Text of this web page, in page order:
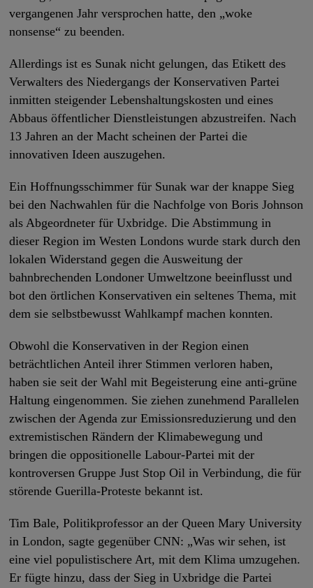
vergangenen Jahr versprochen hatte, den „woke
nonsense“ zu beenden.
Allerdings ist es Sunak nicht gelungen, das Etikett des
Verwalters des Niedergangs der Konservativen Partei
inmitten steigender Lebenshaltungskosten und eines
Abbaus öffentlicher Dienstleistungen abzustreifen. Nach
13 Jahren an der Macht scheinen der Partei die
innovativen Ideen auszugehen.
Ein Hoffnungsschimmer für Sunak war der knappe Sieg
bei den Nachwahlen für die Nachfolge von Boris Johnson
als Abgeordneter für Uxbridge. Die Abstimmung in
dieser Region im Westen Londons wurde stark durch den
lokalen Widerstand gegen die Ausweitung der
bahnbrechenden Londoner Umweltzone beeinflusst und
bot den örtlichen Konservativen ein seltenes Thema, mit
dem sie selbstbewusst Wahlkampf machen konnten.
Obwohl die Konservativen in der Region einen
beträchtlichen Anteil ihrer Stimmen verloren haben,
haben sie seit der Wahl mit Begeisterung eine anti-grüne
Haltung eingenommen. Sie ziehen zunehmend Parallelen
zwischen der Agenda zur Emissionsreduzierung und den
extremistischen Rändern der Klimabewegung und
bringen die oppositionelle Labour-Partei mit der
kontroversen Gruppe Just Stop Oil in Verbindung, die für
störende Guerilla-Proteste bekannt ist.
Tim Bale, Politikprofessor an der Queen Mary University
in London, sagte gegenüber CNN: „Was wir sehen, ist
eine viel populistischere Art, mit dem Klima umzugehen.
Er fügte hinzu, dass der Sieg in Uxbridge die Partei